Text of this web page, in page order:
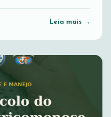
Leia mais →